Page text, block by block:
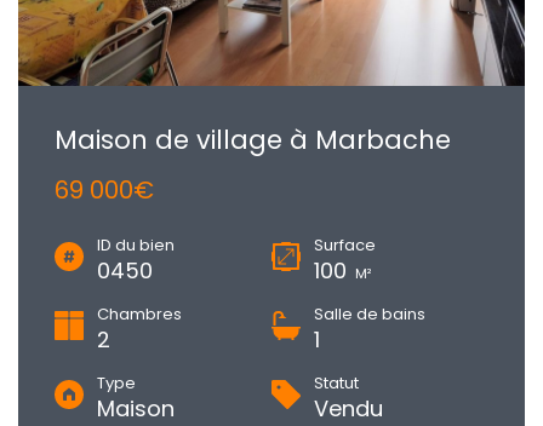
Maison de village à Marbache
69 000€
ID du bien
0450
Surface
100 M²
Chambres
2
Salle de bains
1
Type
Maison
Statut
Vendu